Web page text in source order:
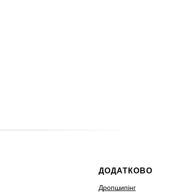
ДОДАТКОВО
Дропшипінг